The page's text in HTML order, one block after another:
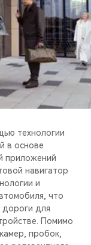
технологии
в основе
приложений
навигатор
и
что
дороги для
Помимо
пробок,